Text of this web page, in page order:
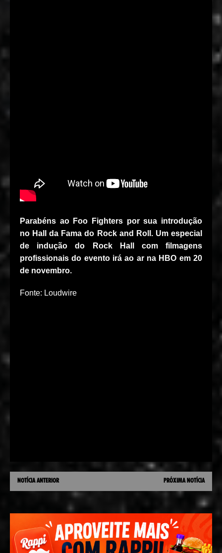
Parabéns ao Foo Fighters por sua introdução
no Hall da Fama do Rock and Roll. Um especial
de indução do Rock Hall com filmagens
profissionais do evento irá ao ar na HBO em 20
de novembro.
Fonte: Loudwire
NOTÍCIA ANTERIOR PRÓXIMA NOTÍCIA